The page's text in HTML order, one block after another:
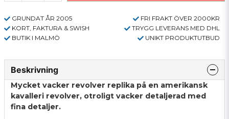
GRUNDAT ÅR 2005
FRI FRAKT ÖVER 2000KR
KORT, FAKTURA & SWISH
TRYGG LEVERANS MED DHL
BUTIK I MALMÖ
UNIKT PRODUKTUTBUD
Beskrivning
Mycket vacker revolver replika på en amerikansk
kavalleri revolver, otroligt vacker detaljerad med
fina detaljer.